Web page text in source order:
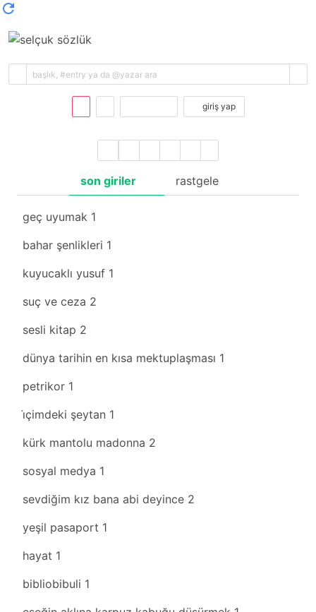
giriş yap
son giriler rastgele
geç uyumak 1
bahar şenlikleri 1
kuyucaklı yusuf 1
suç ve ceza 2
sesli kitap 2
dünya tarihin en kısa mektuplaşması 1
petrikor 1
i̇çimdeki şeytan 1
kürk mantolu madonna 2
sosyal medya 1
sevdiğim kız bana abi deyince 2
yeşil pasaport 1
hayat 1
bibliobibuli 1